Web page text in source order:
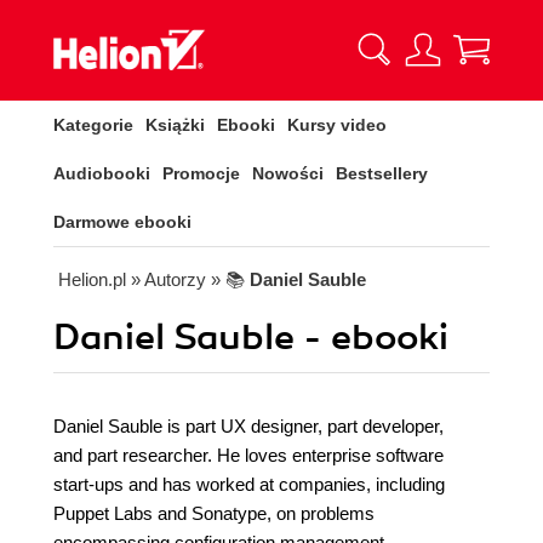
Kategorie Książki Ebooki Kursy video
Audiobooki Promocje Nowości Bestsellery
Darmowe ebooki
Helion.pl » Autorzy » 📚 Daniel Sauble
Daniel Sauble - ebooki
Daniel Sauble is part UX designer, part developer,
and part researcher. He loves enterprise software
start-ups and has worked at companies, including
Puppet Labs and Sonatype, on problems